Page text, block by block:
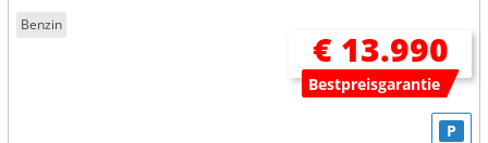
Benzin
€ 13.990
Bestpreisgarantie
P